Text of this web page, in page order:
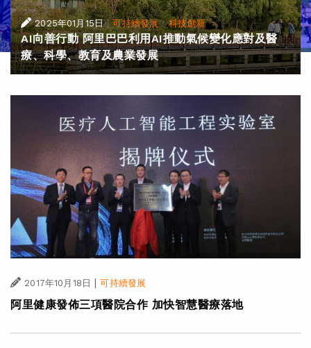
2025年01月15日 |可持續發展·科技創新
AI向善行動 阿里巴巴利用AI推動氣候變化應對及醫
療、科學、教育及農業發展
2017年10月18日 | 可持續發展
阿里健康發佈三項醫院合作 加快智慧醫療落地